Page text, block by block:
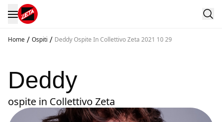
Home / Ospiti / Deddy Ospite In Collettivo Zeta 2021 10 29
Deddy
ospite in Collettivo Zeta